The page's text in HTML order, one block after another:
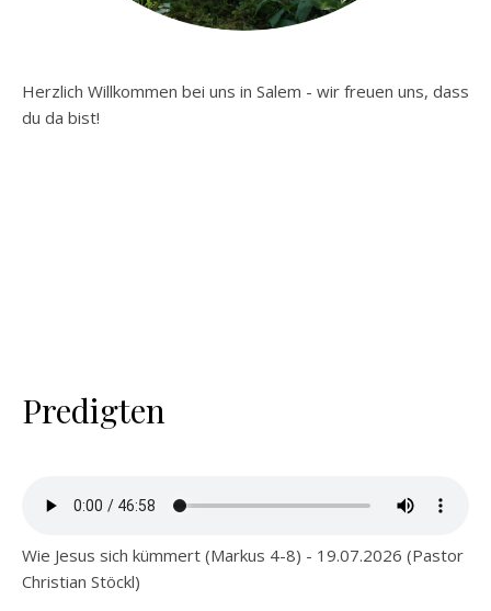
Herzlich Willkommen bei uns in Salem - wir freuen uns, dass
du da bist!
Predigten
Wie Jesus sich kümmert (Markus 4-8) - 19.07.2026 (Pastor
Christian Stöckl)